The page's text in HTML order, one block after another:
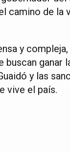
camino de la
y
ganar
y las
vive el país.